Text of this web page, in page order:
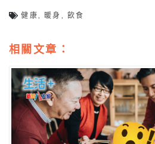
健康, 暖身 , 飲食
相關文章：